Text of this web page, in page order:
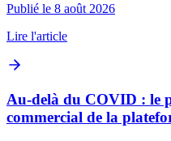
Publié le 8 août 2026
Lire l'article
Au-delà du COVID : le
commercial de la